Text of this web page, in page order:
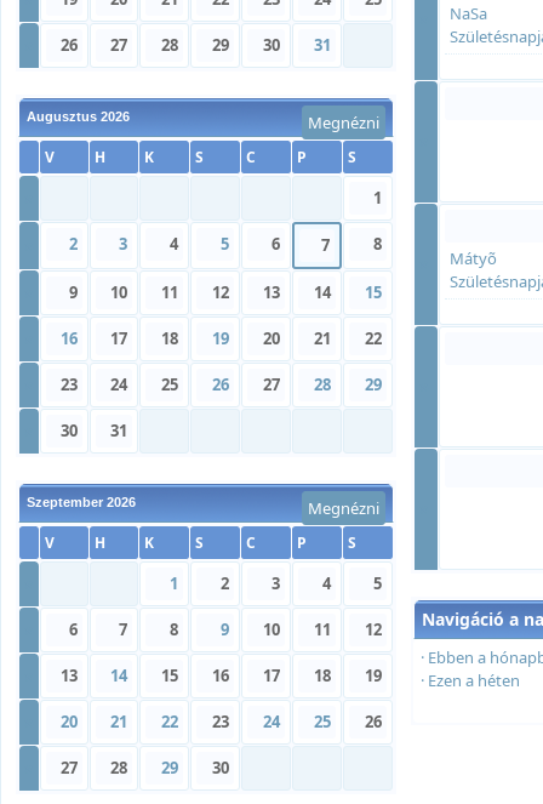
26 27 28 29 30 31
Megnézni
Augusztus 2026
V H K S C P S
1
2 3 4 5 6 7 8
9 10 11 12 13 14 15
16 17 18 19 20 21 22
23 24 25 26 27 28 29
30 31
Megnézni
Szeptember 2026
V H K S C P S
1 2 3 4 5
6 7 8 9 10 11 12
13 14 15 16 17 18 19
20 21 22 23 24 25 26
27 28 29 30
NaSa
Mátyõ
Navigáció a
· Ebben a
· Ezen a héten